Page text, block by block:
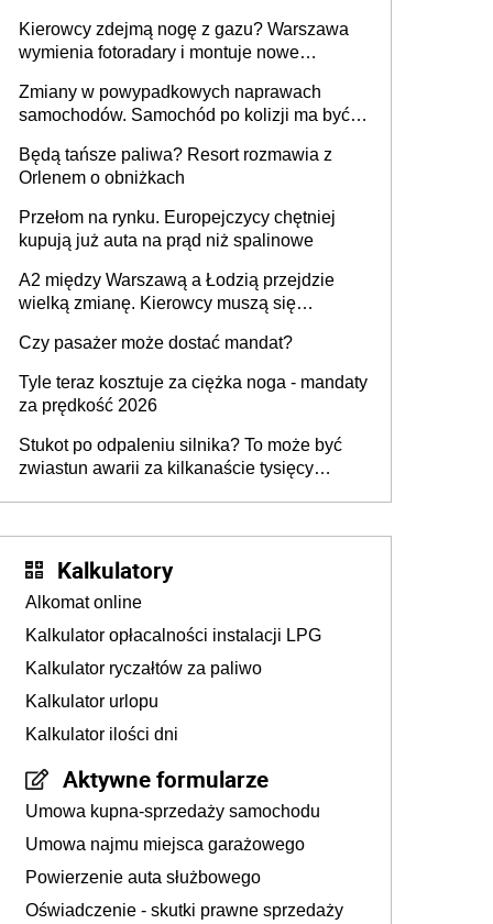
Kierowcy zdejmą nogę z gazu? Warszawa
wymienia fotoradary i montuje nowe
Zmiany w powypadkowych naprawach
samochodów. Samochód po kolizji ma być
technologią producenta
Będą tańsze paliwa? Resort rozmawia z
Orlenem o obniżkach
Przełom na rynku. Europejczycy chętniej
kupują już auta na prąd niż spalinowe
A2 między Warszawą a Łodzią przejdzie
wielką zmianę. Kierowcy muszą się
Czy pasażer może dostać mandat?
Tyle teraz kosztuje za ciężka noga - mandaty
za prędkość 2026
Stukot po odpaleniu silnika? To może być
zwiastun awarii za kilkanaście tysięcy
Kalkulatory
Alkomat online
Kalkulator opłacalności instalacji LPG
Kalkulator ryczałtów za paliwo
Kalkulator urlopu
Kalkulator ilości dni
Aktywne formularze
Umowa kupna-sprzedaży samochodu
Umowa najmu miejsca garażowego
Powierzenie auta służbowego
Oświadczenie - skutki prawne sprzedaży